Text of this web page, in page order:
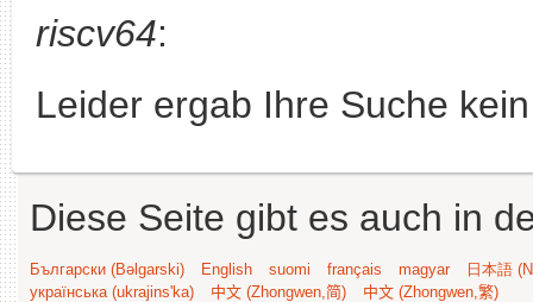
riscv64:
Leider ergab Ihre Suche
Diese Seite gibt es auch in
Български (Bəlgarski) English suomi français magyar
日本語
українська (ukrajins'ka)
中文 (Zhongwen,简) 中文 (Zhongwen,繁)